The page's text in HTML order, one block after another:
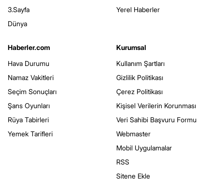
3.Sayfa
Dünya
Yerel Haberler
Haberler.com
Hava Durumu
Namaz Vakitleri
Seçim Sonuçları
Şans Oyunları
Rüya Tabirleri
Yemek Tarifleri
Kurumsal
Kullanım Şartları
Gizlilik Politikası
Çerez Politikası
Kişisel Verilerin Korunması
Veri Sahibi Başvuru Formu
Webmaster
Mobil Uygulamalar
RSS
Sitene Ekle